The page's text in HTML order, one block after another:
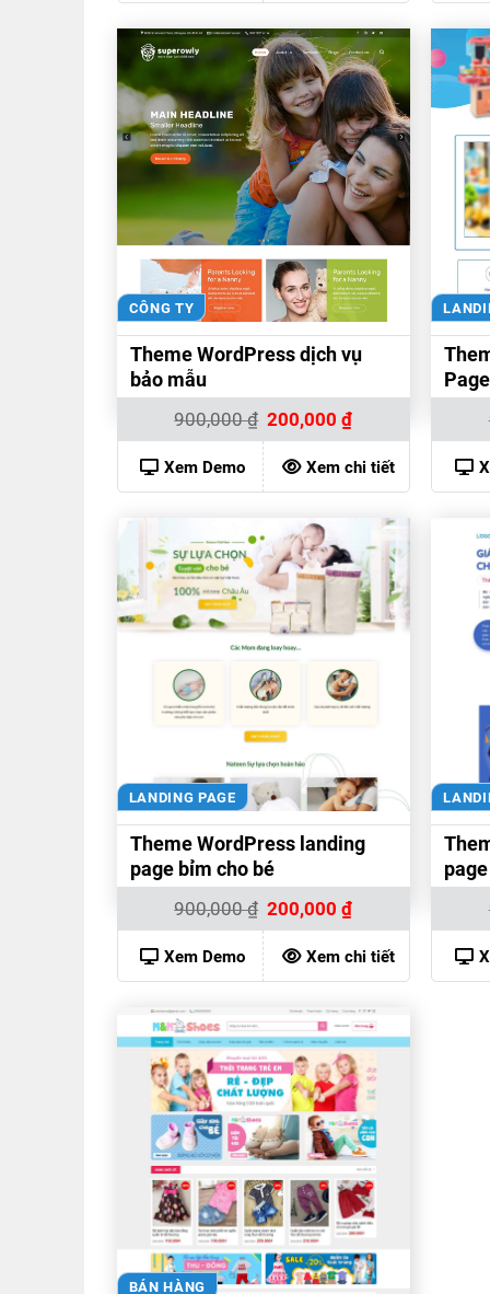
CÔNG TY
Theme WordPress dịch vụ
bảo mẫu
900,000₫ Giá
gốc
là:
900,000 ₫.
200,000₫Giá
tại
là:
200,000 ₫.
Xem Demo Xem chi tiết
LANDING PAGE
Theme WordPress landing
page bỉm cho bé
900,000₫ Giá
gốc
là:
900,000 ₫.
200,000₫Giá
tại
là:
200,000 ₫.
Xem Demo Xem chi tiết
BÁN HÀNG